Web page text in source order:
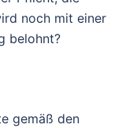
noch mit einer
belohnt?
gemäß den